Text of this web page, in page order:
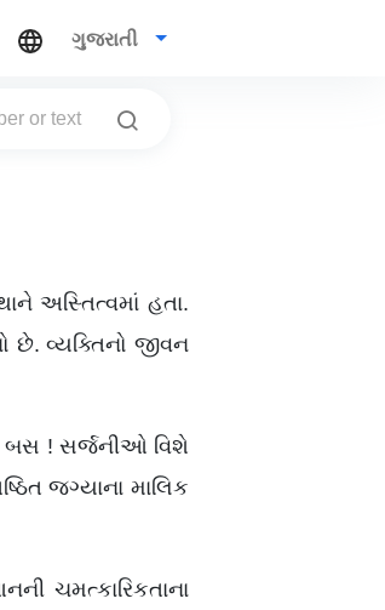
ગુજરાતી
અસ્તિત્વમાં હતા.
છે. વ્યક્તિનો જીવન
બસ ! સર્જનીઓ વિશે
જગ્યાના માલિક
ચમત્કારિકતાના